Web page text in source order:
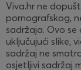
Viva.hr ne
pornografskog,
sadržaja. Ovo se
uključujući slike,
sadržaj ne
osjetljivi sadržaj